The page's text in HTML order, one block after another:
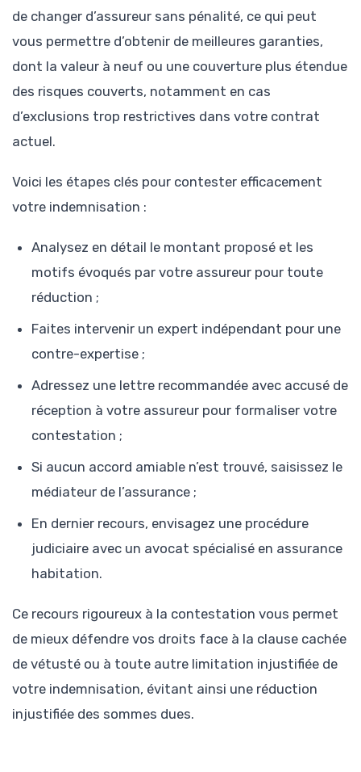
de changer d’assureur sans pénalité, ce qui peut
vous permettre d’obtenir de meilleures garanties,
dont la valeur à neuf ou une couverture plus étendue
des risques couverts, notamment en cas
d’exclusions trop restrictives dans votre contrat
actuel.
Voici les étapes clés pour contester efficacement
votre indemnisation :
Analysez en détail le montant proposé et les
motifs évoqués par votre assureur pour toute
réduction ;
Faites intervenir un expert indépendant pour une
contre-expertise ;
Adressez une lettre recommandée avec accusé de
réception à votre assureur pour formaliser votre
contestation ;
Si aucun accord amiable n’est trouvé, saisissez le
médiateur de l’assurance ;
En dernier recours, envisagez une procédure
judiciaire avec un avocat spécialisé en assurance
habitation.
Ce recours rigoureux à la contestation vous permet
de mieux défendre vos droits face à la clause cachée
de vétusté ou à toute autre limitation injustifiée de
votre indemnisation, évitant ainsi une réduction
injustifiée des sommes dues.